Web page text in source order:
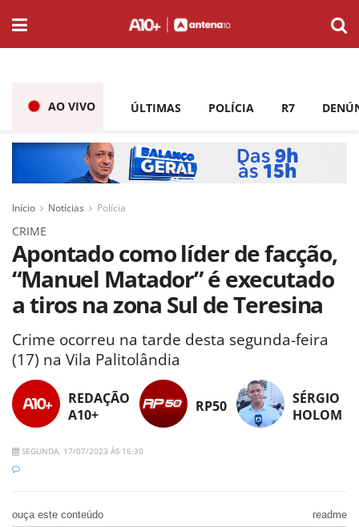
AO VIVO ÚLTIMAS POLÍCIA R7
Início Notícias Polícia
CRIME
Apontado como líder de facção,
“Manuel Matador” é executado
a tiros na zona Sul de Teresina
Crime ocorreu na tarde desta segunda-feira
(17) na Vila Palitolândia
REDAÇÃO
A10+
RP50
SÉRGIO
HOLOM
SEGUNDA, 17/07/2023 ÀS 16:30
ouça este conteúdo readme